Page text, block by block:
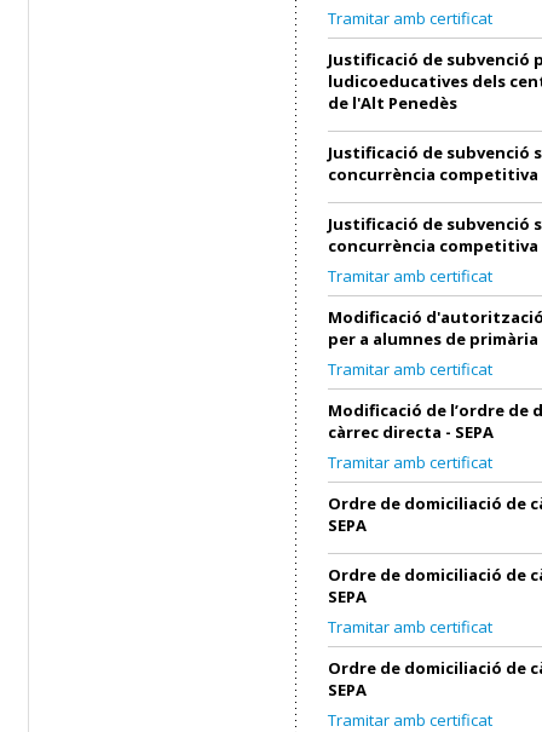
Tramitar amb certificat
Justificació de subvenció
ludicoeducatives dels
de l'Alt Penedès
Justificació de subvenció
concurrència competitiva
Justificació de subvenció
concurrència competitiva
Tramitar amb certificat
Modificació
per a alumnes de primària
Tramitar amb certificat
Modificació de l’ordre de
càrrec directa - SEPA
Tramitar amb certificat
Ordre de domiciliació de
SEPA
Ordre de domiciliació de
SEPA
Tramitar amb certificat
Ordre de domiciliació de
SEPA
Tramitar amb certificat